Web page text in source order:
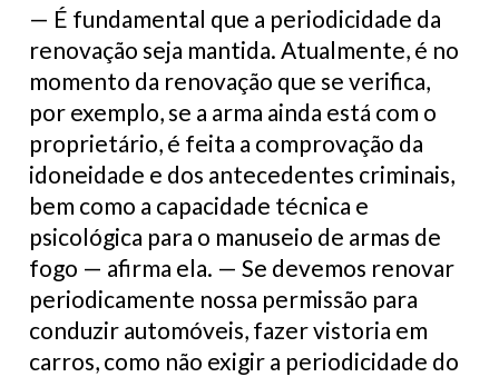
— É fundamental que a periodicidade da
renovação seja mantida. Atualmente, é no
momento da renovação que se verifica,
por exemplo, se a arma ainda está com o
proprietário, é feita a comprovação da
idoneidade e dos antecedentes criminais,
bem como a capacidade técnica e
psicológica para o manuseio de armas de
fogo — afirma ela. — Se devemos renovar
periodicamente nossa permissão para
conduzir automóveis, fazer vistoria em
carros, como não exigir a periodicidade do